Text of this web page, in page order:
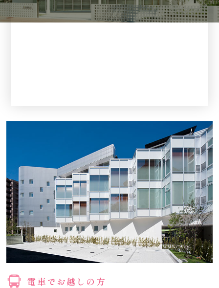
電車でお越しの方